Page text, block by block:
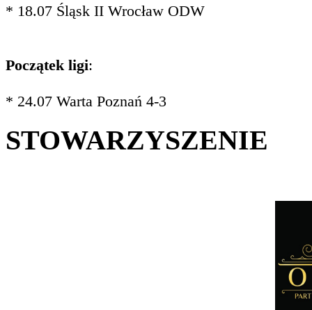
* 18.07 Śląsk II Wrocław ODW
Początek ligi:
* 24.07 Warta Poznań 4-3
STOWARZYSZENIE